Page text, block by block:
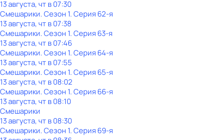
13 августа, чт в 07:30
Смешарики. Сезон 1. Серия 62-я
13 августа, чт в 07:38
Смешарики. Сезон 1. Серия 63-я
13 августа, чт в 07:46
Смешарики. Сезон 1. Серия 64-я
13 августа, чт в 07:55
Смешарики. Сезон 1. Серия 65-я
13 августа, чт в 08:02
Смешарики. Сезон 1. Серия 66-я
13 августа, чт в 08:10
Смешарики
13 августа, чт в 08:30
Смешарики. Сезон 1. Серия 69-я